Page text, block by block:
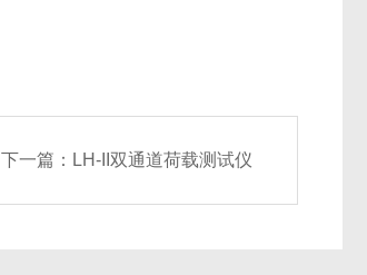
下一篇： LH-II双通道荷载测试仪